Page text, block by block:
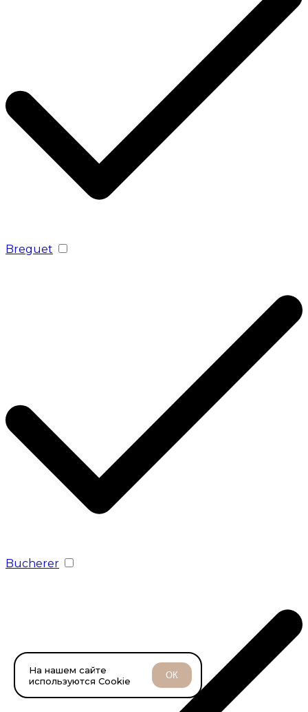
Breguet
Bucherer
На нашем сайте
используются Cookie
ОК